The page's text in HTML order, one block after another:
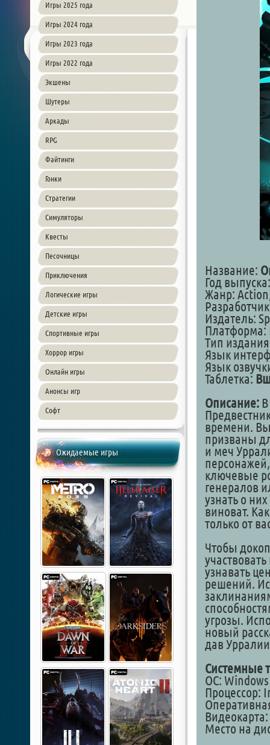
Игры 2025 года
Игры 2024 года
Игры 2023 года
Игры 2022 года
Экшены
Шутеры
Аркады
RPG
Файтинги
Гонки
Стратегии
Симуляторы
Квесты
Песочницы
Приключения
Логические игры
Детские игры
Спортивные игры
Хоррор игры
Онлайн игры
Анонсы игр
Софт
Ожидаемые игры
Название:
Год
Жанр:
Издатель:
Платформа:
Тип
Язык
Язык
Таблетка:
Описание:
времени.
призваны
и меч
ключевые
генералов
узнать о
виноват.
только от
Чтобы
узнавать
решений.
угрозы.
новый
дав
Системные
ОС:
Процессор:
Видеокарта:
Место на